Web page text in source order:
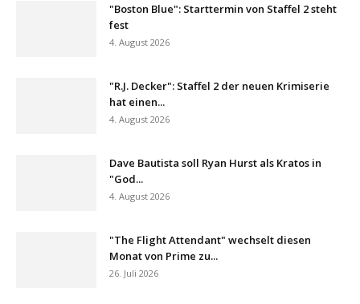
"Boston Blue": Starttermin von Staffel 2 steht
fest
4. August 2026
"R.J. Decker": Staffel 2 der neuen Krimiserie
hat einen...
4. August 2026
Dave Bautista soll Ryan Hurst als Kratos in
"God...
4. August 2026
"The Flight Attendant" wechselt diesen
Monat von Prime zu...
26. Juli 2026